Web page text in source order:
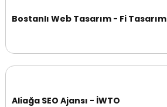
Bostanlı Web Tasarım - Fi Tasarım
Aliağa SEO Ajansı - İWTO